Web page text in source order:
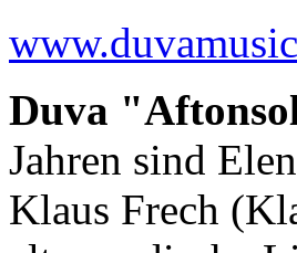
Duva
Jahren sind
Klaus Frech